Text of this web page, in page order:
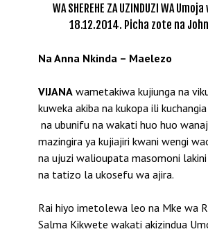
WA SHEREHE ZA UZINDUZI WA
18.12.2014. Picha zote na
Na Anna Nkinda – Maelezo
VIJANA wametakiwa kujiunga na
kuweka akiba na kukopa ili
na ubunifu na wakati huo huo
mazingira ya kujiajiri kwani wengi
na ujuzi walioupata masomoni
na tatizo la ukosefu wa ajira.
Rai hiyo imetolewa leo na Mke wa
Salma Kikwete wakati akizindua